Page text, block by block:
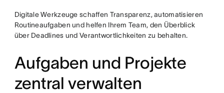
Digitale Werkzeuge schaffen Transparenz, automatisieren
Routineaufgaben und helfen Ihrem Team, den Überblick
über Deadlines und Verantwortlichkeiten zu behalten.
Aufgaben und Projekte
zentral verwalten